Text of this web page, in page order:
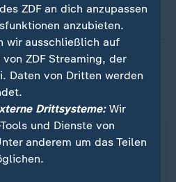
der Olympischen
Mailand/Cortina
ZDF an dich anzupassen
anzubieten.
wir ausschließlich auf
ZDF Streaming, der
Daten von Dritten werden
Drittsysteme:Wir
und Dienste von
anderem um das Teilen